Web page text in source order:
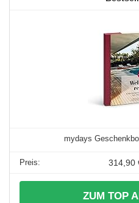
mydays
314,90
ZUM TOP